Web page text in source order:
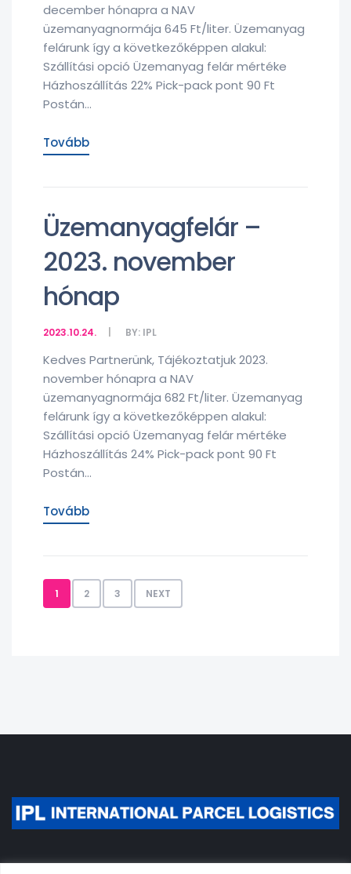
december hónapra a NAV
üzemanyagnormája 645 Ft/liter. Üzemanyag
felárunk így a következőképpen alakul:
Szállítási opció Üzemanyag felár mértéke
Házhoszállítás 22% Pick-pack pont 90 Ft
Postán...
Tovább
Üzemanyagfelár –
2023. november
hónap
2023.10.24. BY: IPL
Kedves Partnerünk, Tájékoztatjuk 2023.
november hónapra a NAV
üzemanyagnormája 682 Ft/liter. Üzemanyag
felárunk így a következőképpen alakul:
Szállítási opció Üzemanyag felár mértéke
Házhoszállítás 24% Pick-pack pont 90 Ft
Postán...
Tovább
1 2 3 NEXT